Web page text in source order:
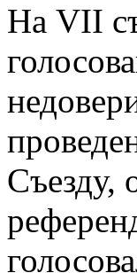
На VII
Съезду,